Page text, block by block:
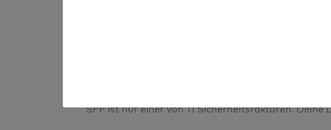
SPF ist nur einer von 11 Sicherheitsfaktoren.